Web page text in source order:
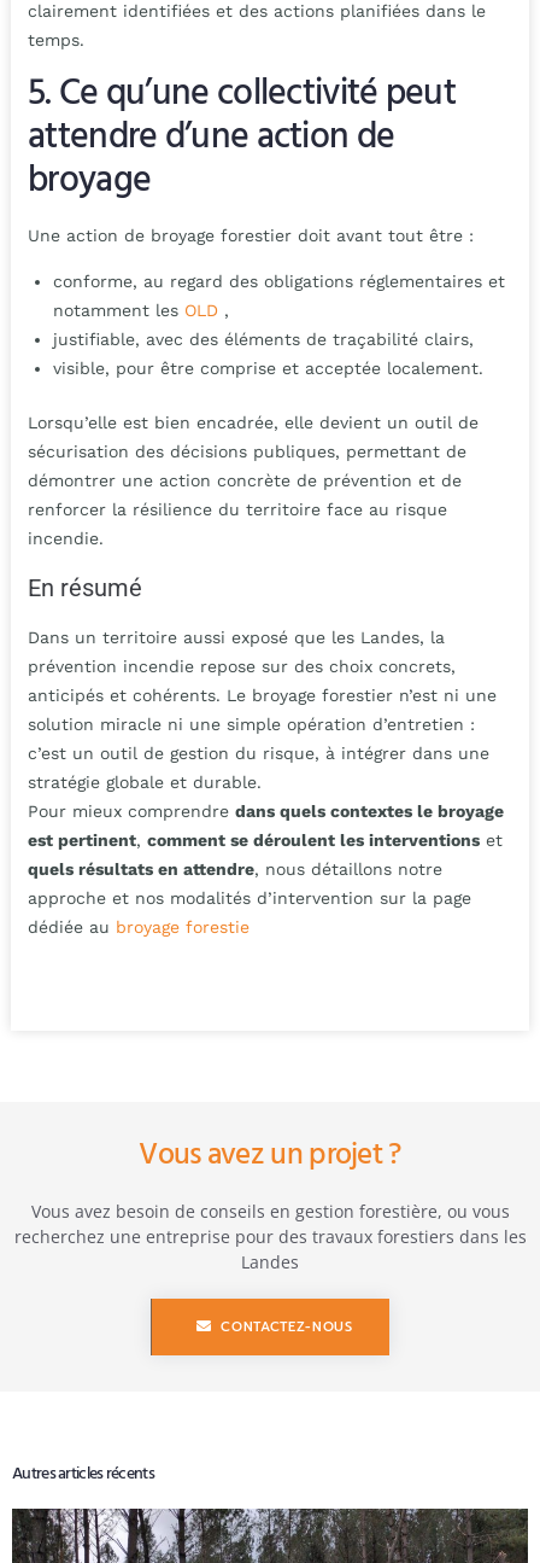
clairement identifiées et des actions planifiées dans le
temps.
5. Ce qu’une collectivité peut
attendre d’une action de
broyage
Une action de broyage forestier doit avant tout être :
conforme, au regard des obligations réglementaires et
notamment les OLD ,
justifiable, avec des éléments de traçabilité clairs,
visible, pour être comprise et acceptée localement.
Lorsqu’elle est bien encadrée, elle devient un outil de
sécurisation des décisions publiques, permettant de
démontrer une action concrète de prévention et de
renforcer la résilience du territoire face au risque
incendie.
En résumé
Dans un territoire aussi exposé que les Landes, la
prévention incendie repose sur des choix concrets,
anticipés et cohérents. Le broyage forestier n’est ni une
solution miracle ni une simple opération d’entretien :
c’est un outil de gestion du risque, à intégrer dans une
stratégie globale et durable.
Pour mieux comprendre dans quels contextes le broyage
est pertinent, comment se déroulent les interventions et
quels résultats en attendre, nous détaillons notre
approche et nos modalités d’intervention sur la page
dédiée au broyage forestie
Vous avez un projet ?
Vous avez besoin de conseils en gestion forestière, ou vous
recherchez une entreprise pour des travaux forestiers dans les
Landes
CONTACTEZ-NOUS
Autres articles récents